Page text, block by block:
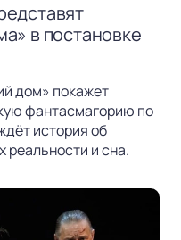
в постановке
дом» покажет
фантасмагорию по
история об
реальности и сна.